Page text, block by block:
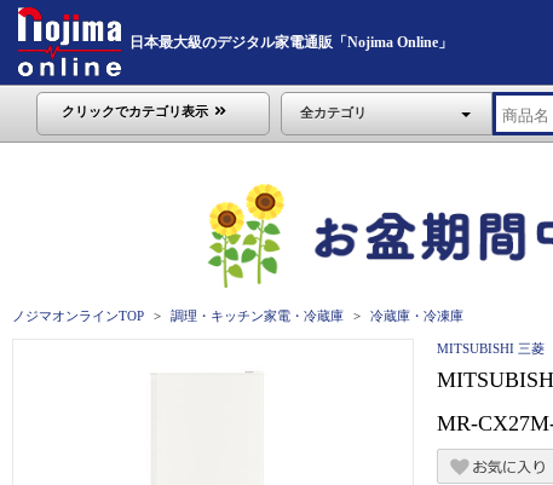
日本最大級のデジタル家電通販「Nojima Online」
クリックでカテゴリ表示 全カテゴリ
ノジマオンラインTOP 調理・キッチン家電・冷蔵庫 冷蔵庫・冷凍庫
MITSUBISHI 三菱
MR-